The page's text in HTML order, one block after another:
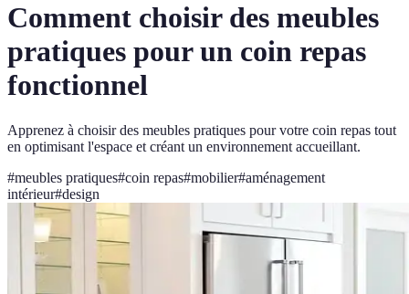
Comment choisir des meubles
pratiques pour un coin repas
fonctionnel
Apprenez à choisir des meubles pratiques pour votre coin repas tout
en optimisant l'espace et créant un environnement accueillant.
#meubles pratiques#coin repas#mobilier#aménagement
intérieur#design